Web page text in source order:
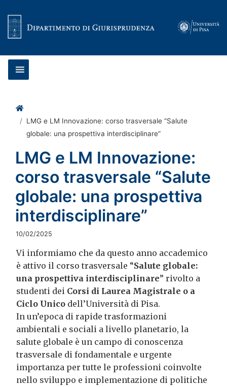
Home
LMG e LM Innovazione: corso trasversale “Salute
globale: una prospettiva interdisciplinare”
LMG e LM Innovazione:
corso trasversale “Salute
globale: una prospettiva
interdisciplinare”
10/02/2025
Vi informiamo che da questo anno accademico
è attivo il corso trasversale “Salute globale:
una prospettiva interdisciplinare” rivolto a
studenti dei Corsi di Laurea Magistrale o a
Ciclo Unico dell’Università di Pisa.
In un’epoca di rapide trasformazioni
ambientali e sociali a livello planetario, la
salute globale è un campo di conoscenza
trasversale di fondamentale e urgente
importanza per tutte le professioni coinvolte
nello sviluppo e implementazione di politiche